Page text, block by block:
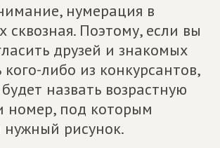
нумерация в
сквозная. Поэтому, если вы
друзей и знакомых
либо из конкурсантов,
назвать возрастную
номер, под которым
нужный рисунок.